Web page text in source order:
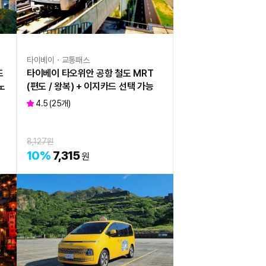
타이베이ㆍ교통패스
타이베이 타오위안 공항 철도 MRT
(편도 / 왕복) + 이지카드 선택 가능
4.5(25개)
8,127원
10% 7,315원